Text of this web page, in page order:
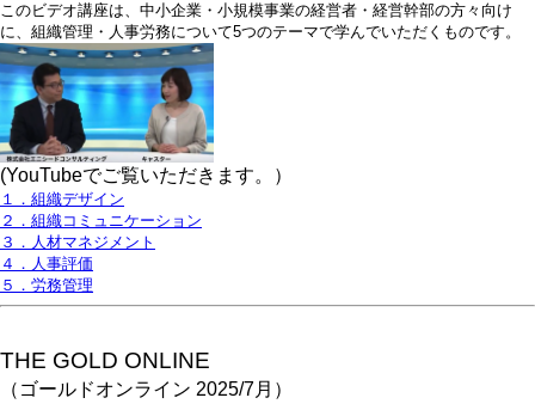
このビデオ講座は、中小企業・小規模事業の経営者・経営幹部の方々向け
に、組織管理・人事労務について5つのテーマで学んでいただくものです。
(YouTubeでご覧いただきます。）
１．組織デザイン
２．組織コミュニケーション
３．人材マネジメント
４．人事評価
５．労務管理
THE GOLD ONLINE
（ゴールドオンライン 2025/7月）